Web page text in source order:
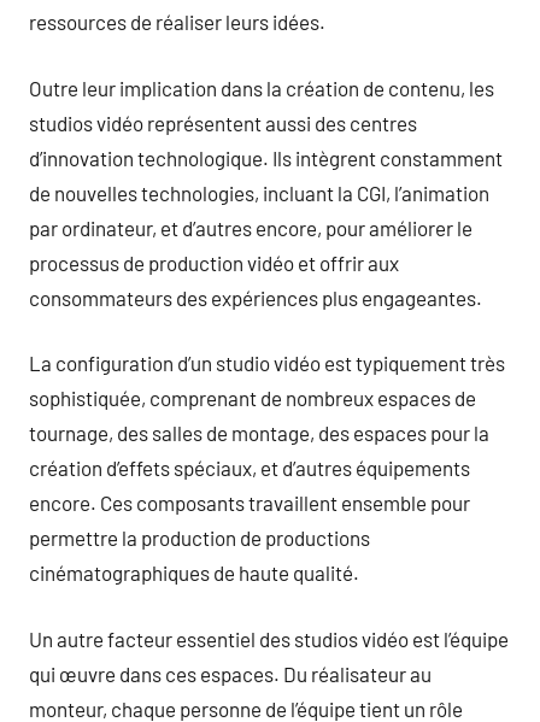
ressources de réaliser leurs idées.
Outre leur implication dans la création de contenu, les
studios vidéo représentent aussi des centres
d’innovation technologique. Ils intègrent constamment
de nouvelles technologies, incluant la CGI, l’animation
par ordinateur, et d’autres encore, pour améliorer le
processus de production vidéo et offrir aux
consommateurs des expériences plus engageantes.
La configuration d’un studio vidéo est typiquement très
sophistiquée, comprenant de nombreux espaces de
tournage, des salles de montage, des espaces pour la
création d’effets spéciaux, et d’autres équipements
encore. Ces composants travaillent ensemble pour
permettre la production de productions
cinématographiques de haute qualité.
Un autre facteur essentiel des studios vidéo est l’équipe
qui œuvre dans ces espaces. Du réalisateur au
monteur, chaque personne de l’équipe tient un rôle